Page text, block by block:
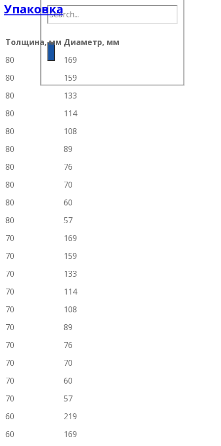
Упаковка
Толщина, мм Диаметр, мм
80
169
80
159
80
133
80
114
80
108
80
89
80
76
80
70
80
60
80
57
70
169
70
159
70
133
70
114
70
108
70
89
70
76
70
70
70
60
70
57
60
219
60
169